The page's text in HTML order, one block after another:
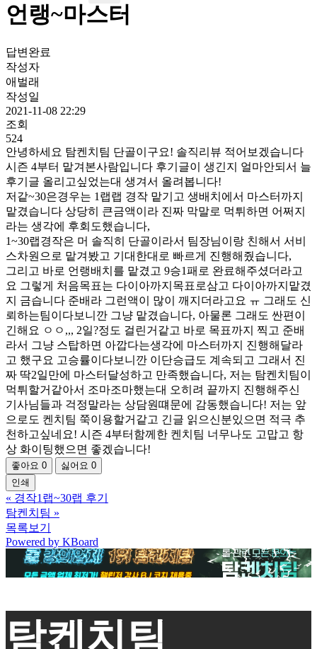
언랭~마스터
답변완료
작성자
애벌래
작성일
2021-11-08 22:29
조회
524
안녕하세요 탐켄치팀 단골이구요! 솔직리뷰 적어보겠습니다
시즌 4부터 맡겨본사람입니다 후기글이 생긴지 얼마안되서 늘
후기글 올리고싶었는대 생겨서 올려봅니다!
저같~30은경우는 1랩랩 경작 맡기고 생배치에서 마스터까지
맡겼습니다 상당히 큰금액이라 진짜 막말로 먹튀하면 어쩌지
라는 생각에 후회도했습니다,
1~30랩경작은 머 솔직히 단골이라서 팀장님이랑 친해서 서비
스차원으로 맡겨봤고 기대한대로 빠르게 진행해줬습니다,
그리고 바로 언랭배치를 맡겼고 9승1패로 완료해주셨더라고
요 그렇게 처음목표는 다이아까지목표로삼고 다이아까지맡겼
지 금습니다 준배라 그런액이 많이 깨지더라고요 ㅠ 그래도 신
뢰하는팀이다보니깐 그냥 맡겼습니다, 아물론 그래도 싼편이
긴해요 ㅇㅇ,,, 2일?정도 걸린거같고 바로 목표까지 찍고 준배
라서 그냥 스탑하면 아깝다는생각에 마스터까지 진행해달라
고 했구요 고승률이다보니깐 이단승급도 계속되고 그래서 진
짜 딱2일만에 마스터달성하고 만족했습니다, 저는 탐켄치팀이
먹튀할거같아서 조마조마했는대 오히려 끝까지 진행해주신
기사님들과 걱정말라는 상담원떄문에 감동했습니다! 저는 앞
으로도 켄치팀 쭉이용할거같고 긴글 읽으신분있으면 적극 추
천하고싶네요! 시즌 4부터함께한 켄치팀 너무나도 고맙고 항
상 화이팅했으면 좋겠습니다!
좋아요 0 싫어요 0
인쇄
« 경작1랩~30랩 후기
탐켄치팀 »
목록보기
Powered by KBoard
탐켄치팀